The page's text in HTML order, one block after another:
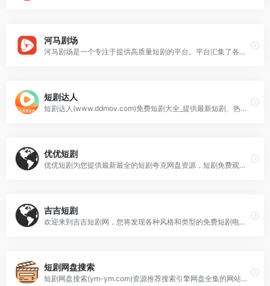
河马剧场
河马剧场是一个专注于提供高质量短剧的平台。平台汇集了各种类型好看的短剧，包括微短剧、网络短剧、搞笑短剧等，可以通过河马剧场官网下载河马剧场app，观看河马短剧。加入河马剧场，让我们一起享受戏剧的魅力吧！
短剧达人
短剧达人(www.ddmov.com)免费短剧大全_提供最新短剧、热门短剧、短剧全集免费在线观看,最全免费短剧全集在线观看网站。
优优短剧
优优短剧为您提供最新最全的短剧夸克网盘资源，短剧免费观看全集在线观看及下载资源。
吉吉短剧
欢迎来到吉吉短剧网，您将发现各种风格和类型的免费短剧电视剧，包括喜剧、悬疑、爱情等，每部作品都将带给您不一样的观影体验。
短剧网盘搜索
短剧网盘搜索(ym-ym.com)资源推荐搜索引擎网盘全集的网站平台,连载众多短剧大全为爱好者提供免费在线观看最新网盘短爽剧资源网址